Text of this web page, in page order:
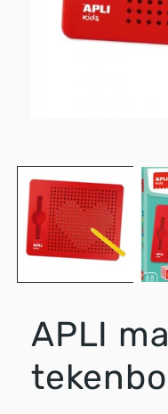
in
modaal
APLI